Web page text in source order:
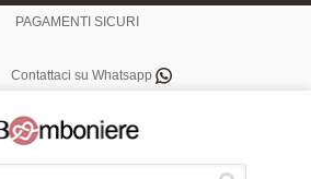
PAGAMENTI SICURI
Contattaci su Whatsapp